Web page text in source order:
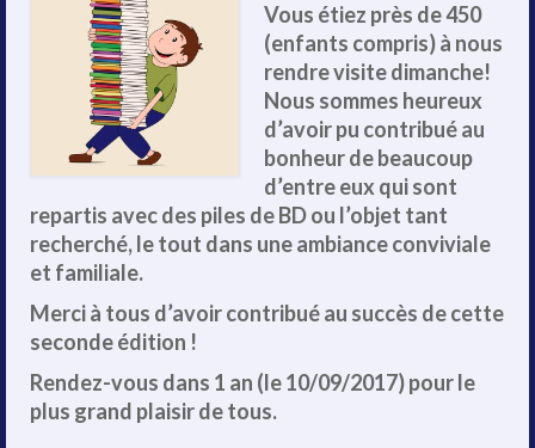
Vous étiez près de 450
(enfants compris) à nous
rendre visite dimanche!
Nous sommes heureux
d’avoir pu contribué au
bonheur de beaucoup
d’entre eux qui sont
repartis avec des piles de BD ou l’objet tant
recherché, le tout dans une ambiance conviviale
et familiale.
Merci à tous d’avoir contribué au succès de cette
seconde édition !
Rendez-vous dans 1 an (le 10/09/2017) pour le
plus grand plaisir de tous.